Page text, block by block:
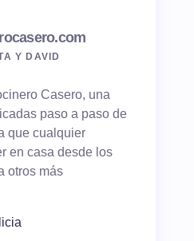
Y DAVID
Casero, una
paso a paso de
que cualquier
en casa desde los
otros más